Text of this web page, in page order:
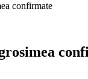
confirmate